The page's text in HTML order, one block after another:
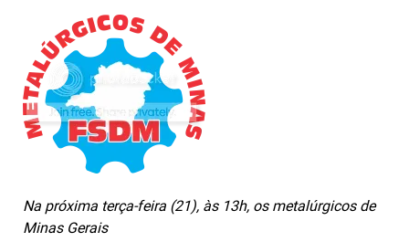
Na próxima terça-feira (21), às 13h, os metalúrgicos de
Minas Gerais